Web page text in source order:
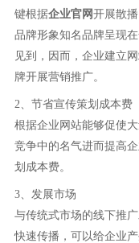
键根据企业官网开展散
品牌形象知名品牌呈现
见到，因而，企业建立
牌开展营销推广。
2、节省宣传策划成本费
根据企业网站能够促使
竞争中的名气进而提高
划成本费。
3、发展市场
与传统式市场的线下推
快速传播，可以给企业